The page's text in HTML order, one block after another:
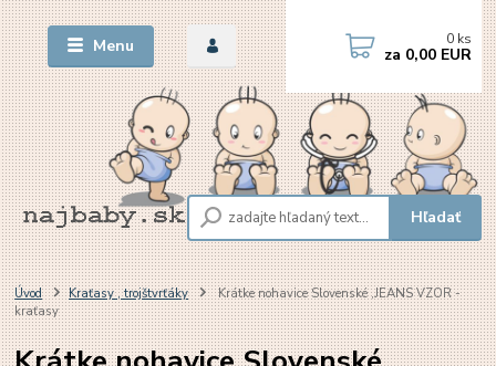
Menu
Hľadať
0 ks
za 0,00 EUR
Úvod Kraťasy , trojštvrťáky
Krátke nohavice Slovenské ,JEANS VZOR -
kraťasy